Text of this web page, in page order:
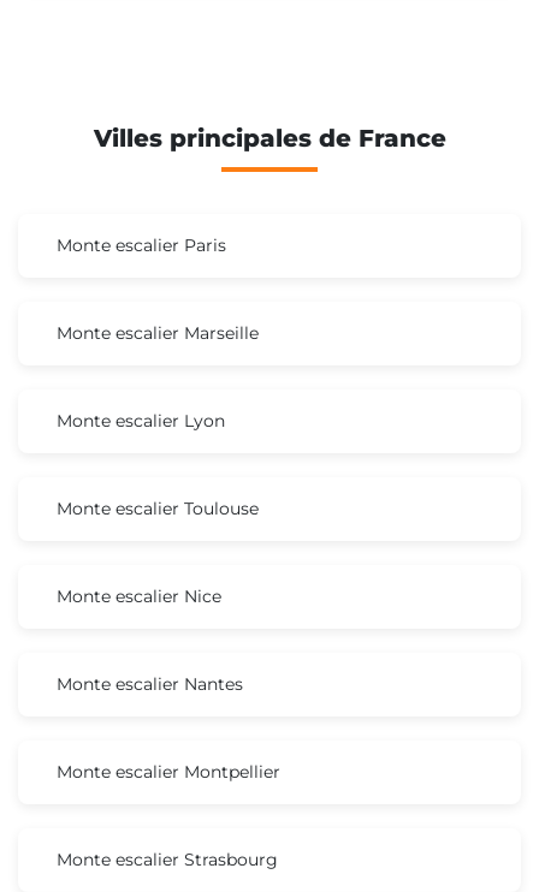
Villes principales de France
Monte escalier Paris
Monte escalier Marseille
Monte escalier Lyon
Monte escalier Toulouse
Monte escalier Nice
Monte escalier Nantes
Monte escalier Montpellier
Monte escalier Strasbourg